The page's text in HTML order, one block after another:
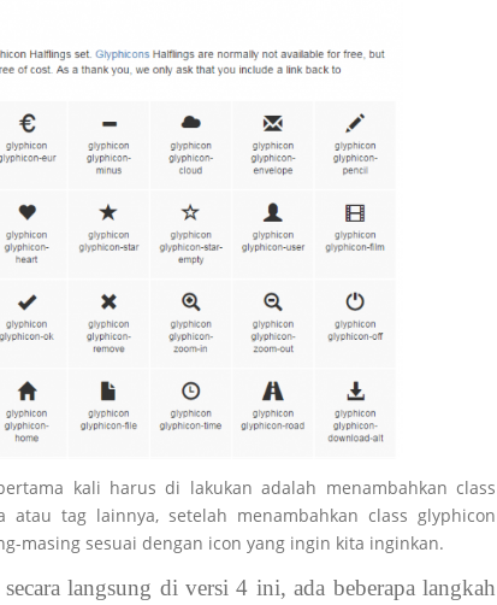
kali harus di lakukan adalah menambahkan class
atau tag lainnya, setelah menambahkan class glyphicon
masing sesuai dengan icon yang ingin kita inginkan.
langsung di versi 4 ini, ada beberapa langkah